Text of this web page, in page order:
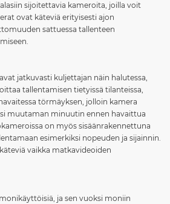
sijoitettavia kameroita, joilla voit
ovat käteviä erityisesti ajon
sattuessa tallenteen
jatkuvasti kuljettajan näin halutessa,
tallentamisen tietyissä tilanteissa,
törmäyksen, jolloin kamera
muutaman minuutin ennen havaittua
on myös sisäänrakennettuna
esimerkiksi nopeuden ja sijainnin.
vaikka matkavideoiden
ja sen vuoksi moniin